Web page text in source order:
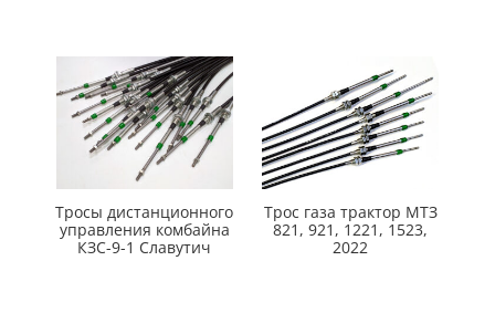
Тросы дистанционного
управления комбайна
КЗС-9-1 Славутич
Трос газа трактор МТЗ
821, 921, 1221, 1523,
2022